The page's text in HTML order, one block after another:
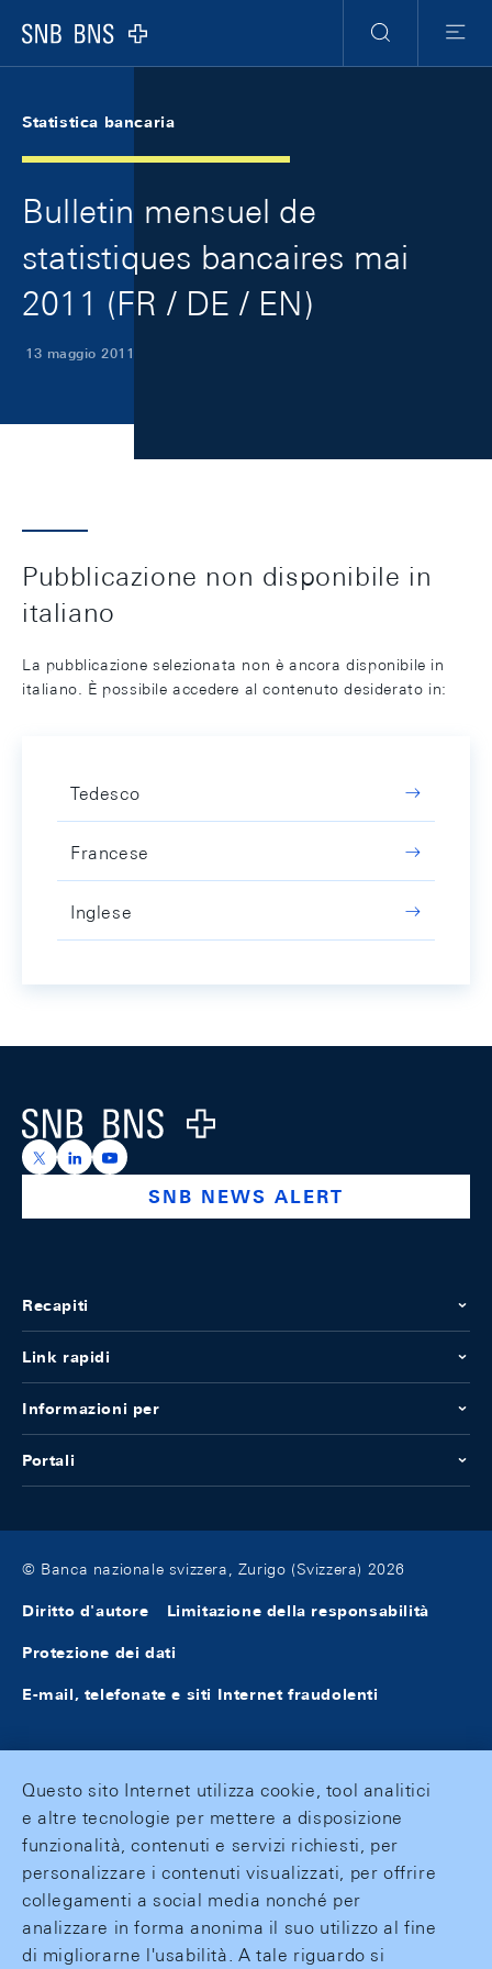
Logo
Ricerca
Menu
Statistica bancaria
Bulletin mensuel de
statistiques bancaires mai
2011 (FR / DE / EN)
13 maggio 2011
Pubblicazione non disponibile in
italiano
La pubblicazione selezionata non è ancora disponibile in
italiano. È possibile accedere al contenuto desiderato in:
Tedesco
Francese
Inglese
Logo
https://x.com/snb_bns
https://ch.linkedin.com/company/swiss-national-
https://www.youtube.com/@swissnationalbank
SNB NEWS ALERT
Recapiti
Link rapidi
Informazioni per
Portali
© Banca nazionale svizzera, Zurigo (Svizzera) 2026
Diritto d'autore Limitazione della responsabilità
Protezione dei dati
E-mail, telefonate e siti Internet fraudolenti
Questo sito Internet utilizza cookie, tool analitici
e altre tecnologie per mettere a disposizione
funzionalità, contenuti e servizi richiesti, per
personalizzare i contenuti visualizzati, per offrire
collegamenti a social media nonché per
analizzare in forma anonima il suo utilizzo al fine
di migliorarne l'usabilità. A tale riguardo si